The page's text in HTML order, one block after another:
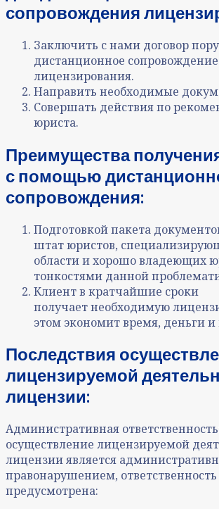
сопровождения
Заключить с нами договор
дистанционное сопровождение
лицензирования.
Направить необходимые
Совершать действия по
юриста.
Преимущества
с помощью
сопровождения:
Подготовкой пакета
штат юристов,
области и хорошо владеющих
тонкостями данной
Клиент в кратчайшие сроки
получает необходимую
этом экономит время, деньги
Последствия
лицензируемой
лицензии:
Административная
осуществление лицензируемой
лицензии является
правонарушением, ответственность
предусмотрена: